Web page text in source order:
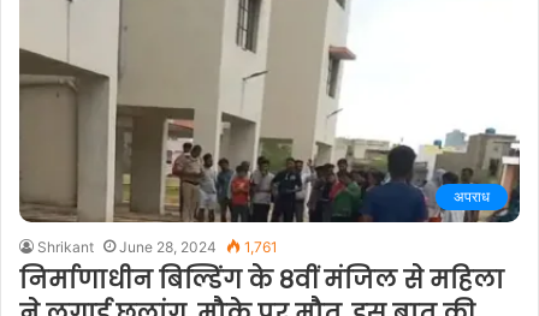
अपराध
Shrikant June 28, 2024 1,761
निर्माणाधीन बिल्डिंग के 8वीं मंजिल से महिला